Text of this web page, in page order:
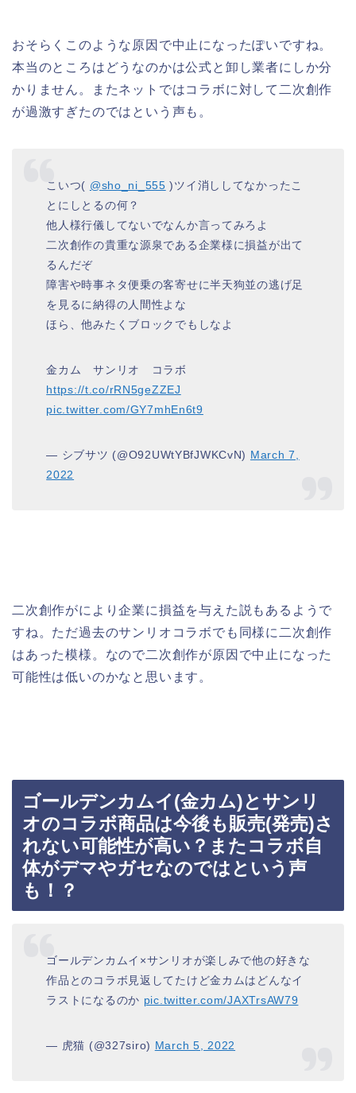
おそらくこのような原因で中止になったぽいですね。
本当のところはどうなのかは公式と卸し業者にしか分
かりません。またネットではコラボに対して二次創作
が過激すぎたのではという声も。
こいつ( @sho_ni_555 )ツイ消ししてなかったこ
とにしとるの何？
他人様行儀してないでなんか言ってみろよ
二次創作の貴重な源泉である企業様に損益が出て
るんだぞ
障害や時事ネタ便乗の客寄せに半天狗並の逃げ足
を見るに納得の人間性よな
ほら、他みたくブロックでもしなよ
金カム サンリオ コラボ
https://t.co/rRN5geZZEJ
pic.twitter.com/GY7mhEn6t9
— シブサツ (@O92UWtYBfJWKCvN) March 7,
2022
二次創作がにより企業に損益を与えた説もあるようで
すね。ただ過去のサンリオコラボでも同様に二次創作
はあった模様。なので二次創作が原因で中止になった
可能性は低いのかなと思います。
ゴールデンカムイ(金カム)とサンリ
オのコラボ商品は今後も販売(発売)さ
れない可能性が高い？またコラボ自
体がデマやガセなのではという声
も！？
ゴールデンカムイ×サンリオが楽しみで他の好きな
作品とのコラボ見返してたけど金カムはどんなイ
ラストになるのか pic.twitter.com/JAXTrsAW79
— 虎猫 (@327siro) March 5, 2022